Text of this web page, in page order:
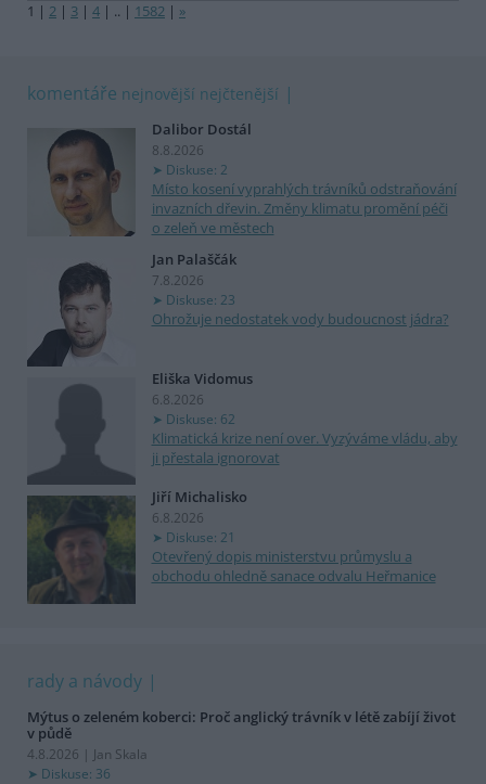
1 | 2 | 3 | 4 | .. | 1582 | »
komentáře nejnovější nejčtenější
Dalibor Dostál
8.8.2026
Diskuse: 2
Místo kosení vyprahlých trávníků odstraňování
invazních dřevin. Změny klimatu promění péči
o zeleň ve městech
Jan Palaščák
7.8.2026
Diskuse: 23
Ohrožuje nedostatek vody budoucnost jádra?
Eliška Vidomus
6.8.2026
Diskuse: 62
Klimatická krize není over. Vyzýváme vládu, aby
ji přestala ignorovat
Jiří Michalisko
6.8.2026
Diskuse: 21
Otevřený dopis ministerstvu průmyslu a
obchodu ohledně sanace odvalu Heřmanice
rady a návody
Mýtus o zeleném koberci: Proč anglický trávník v létě zabíjí život
v půdě
4.8.2026 | Jan Skala
Diskuse: 36